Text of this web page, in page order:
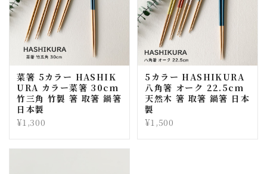
菜箸 5カラー HASHIK
URA カラー菜箸 30cm
竹三角 竹製 箸 取箸 鍋箸
日本製
¥1,300
5カラー HASHIKURA
八角箸 オーク 22.5cm
天然木 箸 取箸 鍋箸 日本
製
¥1,500